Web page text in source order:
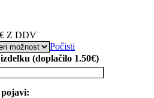
€ Z DDV
Počisti
(doplačilo 1.50€)
pojavi: